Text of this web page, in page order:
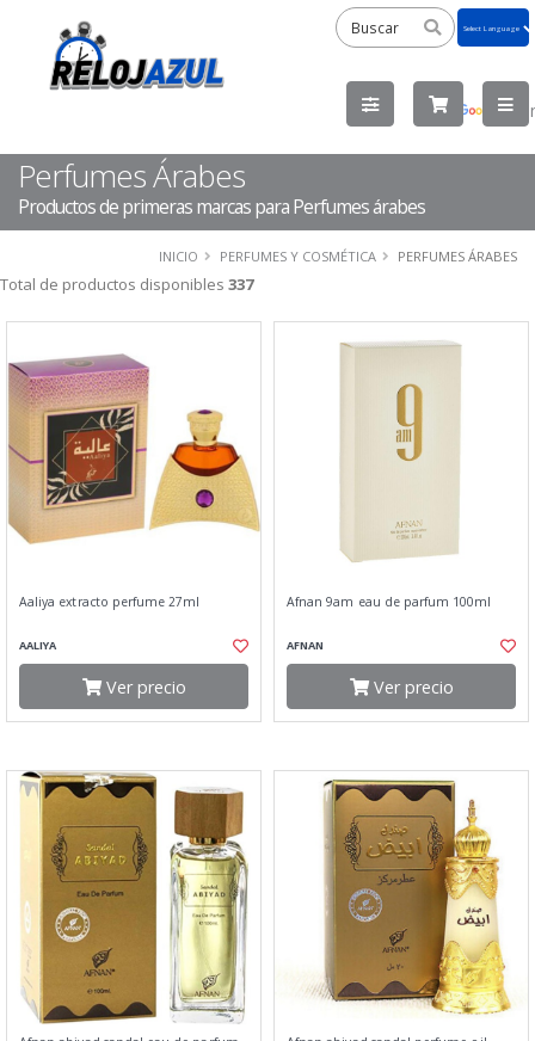
by
Perfumes Árabes
Productos de primeras marcas para Perfumes árabes
INICIO PERFUMES Y COSMÉTICA PERFUMES ÁRABES
Total de productos disponibles 337
Aaliya extracto perfume 27ml
AALIYA
Ver precio
Afnan 9am eau de parfum 100ml
AFNAN
Ver precio